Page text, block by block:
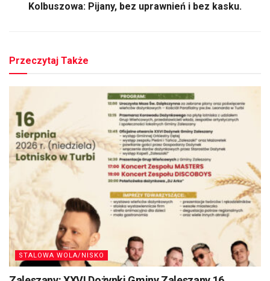
Kolbuszowa: Pijany, bez uprawnień i bez kasku.
Przeczytaj Także
STALOWA WOLA/NISKO